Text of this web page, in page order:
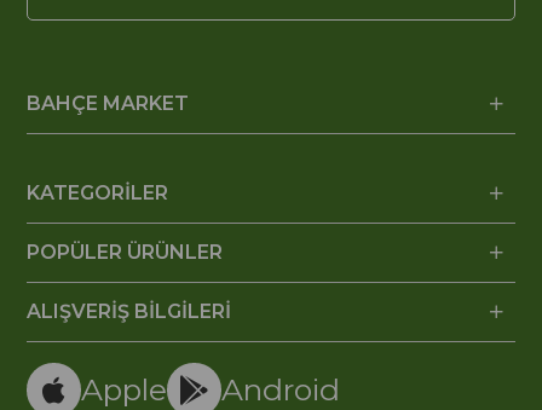
BAHÇE MARKET
KATEGORİLER
POPÜLER ÜRÜNLER
ALIŞVERİŞ BİLGİLERİ
Apple Android